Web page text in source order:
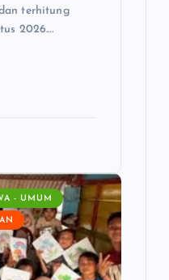
terhitung
2026.…
- UMUM